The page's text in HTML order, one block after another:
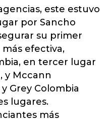
este estuvo
por Sancho
su primer
efectiva,
en tercer lugar
y Mccann
Grey Colombia
lugares.
más